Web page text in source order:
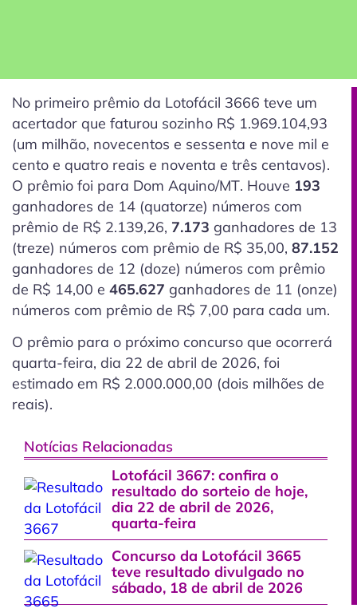
No primeiro prêmio da Lotofácil 3666 teve um
acertador que faturou sozinho R$ 1.969.104,93
(um milhão, novecentos e sessenta e nove mil e
cento e quatro reais e noventa e três centavos).
O prêmio foi para Dom Aquino/MT. Houve 193
ganhadores de 14 (quatorze) números com
prêmio de R$ 2.139,26, 7.173 ganhadores de 13
(treze) números com prêmio de R$ 35,00, 87.152
ganhadores de 12 (doze) números com prêmio
de R$ 14,00 e 465.627 ganhadores de 11 (onze)
números com prêmio de R$ 7,00 para cada um.
O prêmio para o próximo concurso que ocorrerá
quarta-feira, dia 22 de abril de 2026, foi
estimado em R$ 2.000.000,00 (dois milhões de
reais).
Notícias Relacionadas
Lotofácil 3667: confira o
resultado do sorteio de hoje,
dia 22 de abril de 2026,
quarta-feira
Concurso da Lotofácil 3665
teve resultado divulgado no
sábado, 18 de abril de 2026